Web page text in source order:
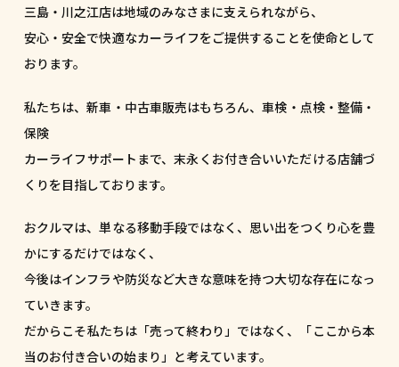
三島・川之江店は地域のみなさまに支えられながら、
安心・安全で快適なカーライフをご提供することを使命として
おります。
私たちは、新車・中古車販売はもちろん、車検・点検・整備・
保険
カーライフサポートまで、末永くお付き合いいただける店舗づ
くりを目指しております。
おクルマは、単なる移動手段ではなく、思い出をつくり心を豊
かにするだけではなく、
今後はインフラや防災など大きな意味を持つ大切な存在になっ
ていきます。
だからこそ私たちは「売って終わり」ではなく、「ここから本
当のお付き合いの始まり」と考えています。